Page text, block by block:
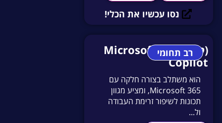
נסו עכשיו את הכלי!
רב תחומי(קופיילוט) Microsoft
Copilot
הוא משתלב בצורה חלקה עם
Microsoft 365, ומציע מגוון
תכונות לשיפור זרימת העבודה
ול...